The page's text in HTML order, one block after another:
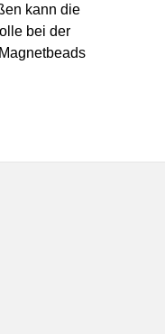
kann die
bei der